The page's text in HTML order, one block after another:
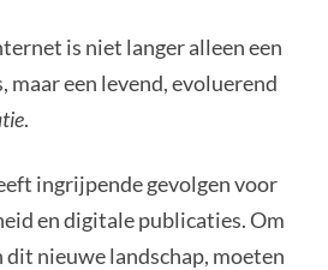
is niet langer alleen een
maar een levend, evoluerend
.
ingrijpende gevolgen voor
en digitale publicaties. Om
nieuwe landschap, moeten